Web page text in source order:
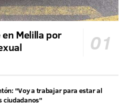
Melilla por
"Voy a trabajar para estar al
ciudadanos"